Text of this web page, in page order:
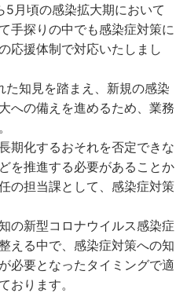
5月頃の感染拡大期において
手探りの中でも感染症対策に
応援体制で対応いたしまし
知見を踏まえ、新規の感染
への備えを進めるため、業務
期化するおそれを否定できな
を推進する必要があることか
の担当課として、感染症対策
の新型コロナウイルス感染症
える中で、感染症対策への知
必要となったタイミングで適
おります。